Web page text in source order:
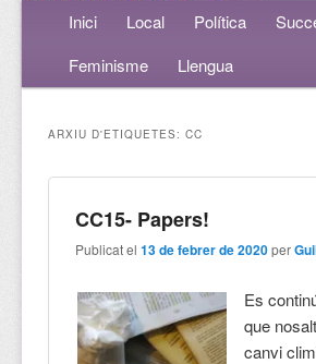
Menú principalAneu al contingut principal
Aneu al contingut secundari
Inici Local Política
Feminisme
Llengua
ARXIU D'ETIQUETES:CC
CC15- Papers!
Publicat el13 de febrer de 2020 per
Es
que
canvi